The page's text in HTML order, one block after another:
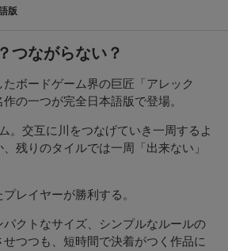
版
つながらない？
ボードゲーム界の巨匠「アレック
の一つが完全日本語版で登場。
。交互に川をつなげていき一周するよ
残りのタイルでは一周「出来ない」
レイヤーが勝利する。
クトなサイズ、シンプルなルールの
つつも、短時間で決着がつく作品に